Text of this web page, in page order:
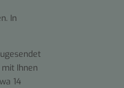
In
Ihnen
14